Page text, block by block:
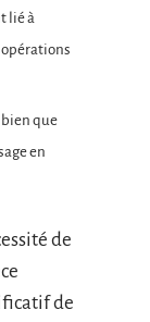
lié à
que
en
de
de